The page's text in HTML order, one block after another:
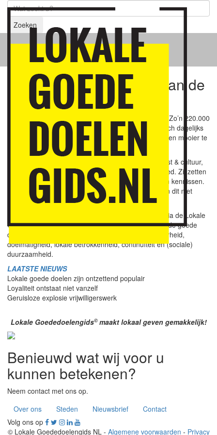
Zoeken
Steun lokaal!
Samen geven we kleur aan de
samenleving!
Nederland bloeit en ons gemeenschapsleven groeit! Zo’n 220.000
organisaties en ruim 7,5 miljoen vrijwilligers zetten zich dagelijks
in om Nederland leuker, groener, socialer, gezelliger en mooier te
Ongeveer de helft is lokaal actief in buurt & wijk, kunst & cultuur,
natuur & milieu of op sociaal & maatschappelijk gebied. Zij zetten
zich in voor u, uw ouders, kinderen, familie, buren en kennissen.
Deze lokale goede doelen en hun vrijwilligers kunnen dit niet
alleen. Uw hulp en steun is van harte welkom.
U kunt lokale goede doelen bij u in de buurt vinden via de Lokale
Goededoelengids©vanuw stad of streek. De vermelde goede
doelen voldoen aan
van betrouwbaarheid,
doelmatigheid, lokale betrokkenheid, continuïteit en (sociale)
duurzaamheid.
LAATSTE NIEUWS
Lokale goede doelen zijn ontzettend populair
Loyaliteit ontstaat niet vanzelf
Geruisloze explosie vrijwilligerswerk
Lokale Goededoelengids© maakt lokaal geven gemakkelijk!
Benieuwd wat wij voor u
kunnen betekenen?
Neem contact met ons op.
Over ons
Steden Nieuwsbrief
Contact
Volg ons op
© Lokale Goededoelengids NL - Algemene voorwaarden - Privacy